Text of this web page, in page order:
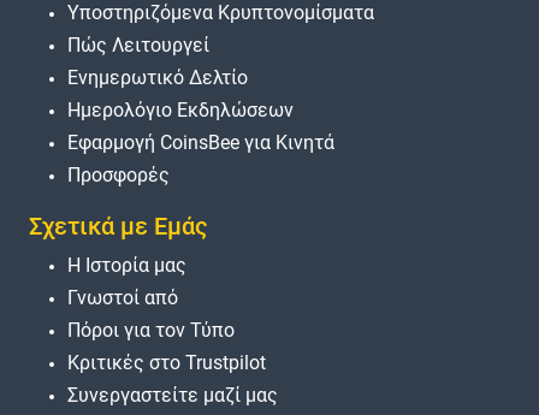
Υποστηριζόμενα Κρυπτονομίσματα
Πώς Λειτουργεί
Ενημερωτικό Δελτίο
Ημερολόγιο Εκδηλώσεων
Εφαρμογή CoinsBee για Κινητά
Προσφορές
Σχετικά με Εμάς
Η Ιστορία μας
Γνωστοί από
Πόροι για τον Τύπο
Κριτικές στο Trustpilot
Συνεργαστείτε μαζί μας